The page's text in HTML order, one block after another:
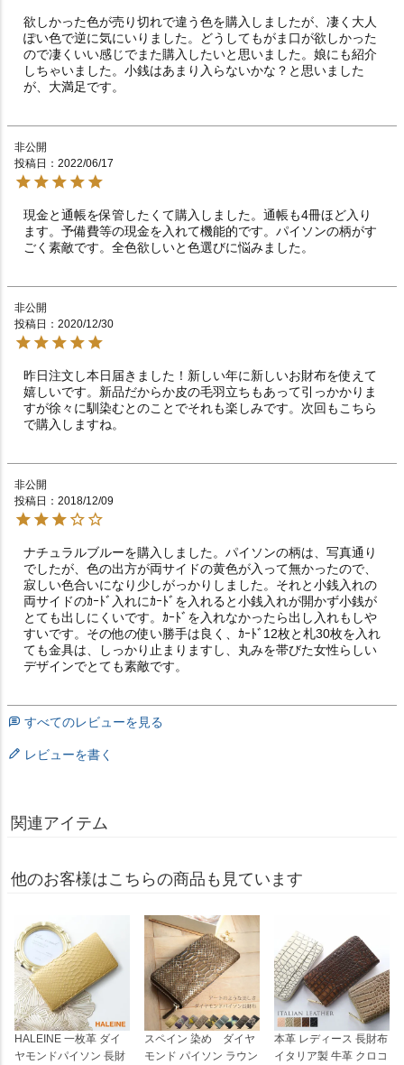
欲しかった色が売り切れで違う色を購入しましたが、凄く大人
ぽい色で逆に気にいりました。どうしてもがま口が欲しかった
ので凄くいい感じでまた購入したいと思いました。娘にも紹介
しちゃいました。小銭はあまり入らないかな？と思いました
が、大満足です。
非公開
投稿日
2022/06/17
現金と通帳を保管したくて購入しました。通帳も4冊ほど入り
ます。予備費等の現金を入れて機能的です。パイソンの柄がす
ごく素敵です。全色欲しいと色選びに悩みました。
非公開
投稿日
2020/12/30
昨日注文し本日届きました！新しい年に新しいお財布を使えて
嬉しいです。新品だからか皮の毛羽立ちもあって引っかかりま
すが徐々に馴染むとのことでそれも楽しみです。次回もこちら
で購入しますね。
非公開
投稿日
2018/12/09
ナチュラルブルーを購入しました。パイソンの柄は、写真通り
でしたが、色の出方が両サイドの黄色が入って無かったので、
寂しい色合いになり少しがっかりしました。それと小銭入れの
両サイドのｶｰﾄﾞ入れにｶｰﾄﾞを入れると小銭入れが開かず小銭が
とても出しにくいです。ｶｰﾄﾞを入れなかったら出し入れもしや
すいです。その他の使い勝手は良く、ｶｰﾄﾞ12枚と札30枚を入れ
ても金具は、しっかり止まりますし、丸みを帯びた女性らしい
デザインでとても素敵です。
すべてのレビューを見る
レビューを書く
関連アイテム
他のお客様はこちらの商品も見ています
HALEINE 一枚革 ダイ
ヤモンドパイソン 長財
スペイン 染め ダイヤ
モンド パイソン ラウン
本革 レディース 長財布
イタリア製 牛革 クロコ